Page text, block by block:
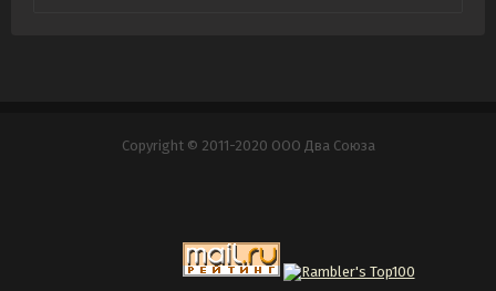
Copyright © 2011-2020 ООО Два Союза